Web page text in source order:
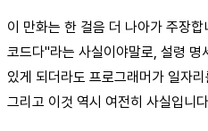
이 만화는 한 걸음 더 나아가 주장
코드다"라는 사실이야말로, 설령 명
있게 되더라도 프로그래머가 일자
그리고 이것 역시 여전히 사실입니